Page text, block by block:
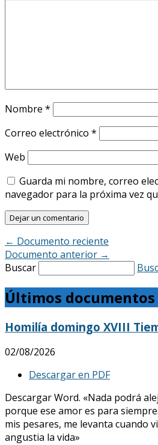
Nombre *
Correo electrónico *
Web
Guarda mi nombre, correo
navegador para la próxima vez
← Documento reciente
Documento anterior →
Buscar
Últimos documentos
Homilía domingo XVIII
02/08/2026
Descargar en PDF
Descargar Word. «Nada podrá
porque ese amor es para
mis pesares, me levanta cuando
angustia la vida»